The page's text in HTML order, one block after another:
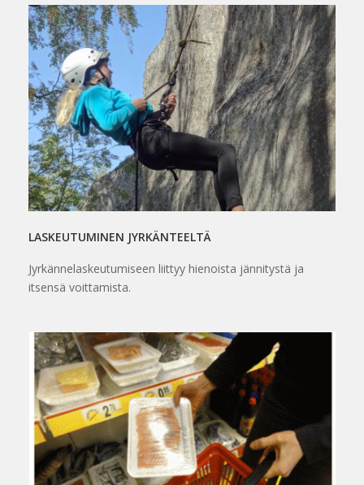
LASKEUTUMINEN JYRKÄNTEELTÄ
Jyrkännelaskeutumiseen liittyy hienoista jännitystä ja
itsensä voittamista.